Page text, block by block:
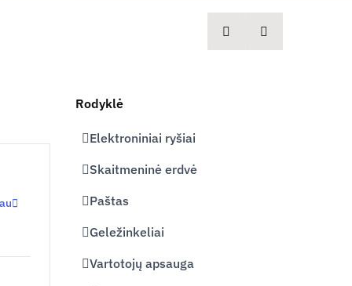
spausdintiDalintis
Rodyklė
Elektroniniai ryšiai
Skaitmeninė erdvė
Paštas
Geležinkeliai
Vartotojų apsauga